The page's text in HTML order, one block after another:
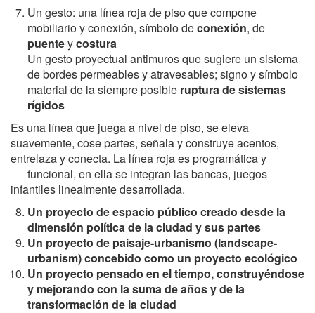
Un gesto: una línea roja de piso que compone
mobiliario y conexión, símbolo deconexión, de
puenteycostura
Un gesto proyectual antimuros que sugiere un sistema
de bordes permeables y atravesables; signo y símbolo
material de la siempre posible ruptura de sistemas
rígidos
Es una línea que juega a nivel de piso, se eleva
suavemente, cose partes, señala y construye acentos,
entrelaza y conecta. La línea roja es programática y
funcional, en ella se integran las bancas, juegos
infantiles linealmente desarrollada.
Un proyecto de espacio público creado desde la
dimensión política de la ciudad y sus partes
Un proyecto de paisaje-urbanismo (landscape-
urbanism) concebido como un proyecto ecológico
Un proyecto pensado en el tiempo, construyéndose
y mejorando con la suma de años y de la
transformación de la ciudad